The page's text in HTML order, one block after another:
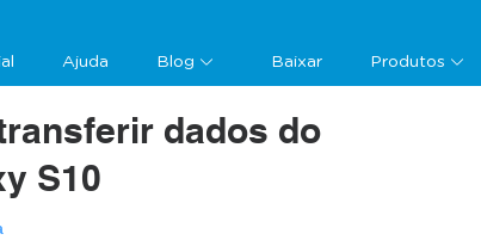
Ajuda Blog Baixar Produtos
dados do
S10